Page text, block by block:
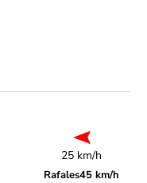
25 km/h
Rafales45 km/h